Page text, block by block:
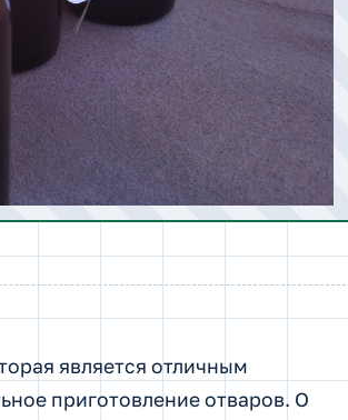
является отличным
приготовление отваров. О